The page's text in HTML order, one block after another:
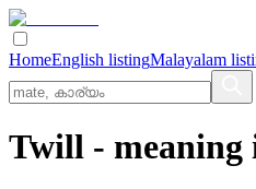
HomeEnglish listingMalayalam
Twill - meaning